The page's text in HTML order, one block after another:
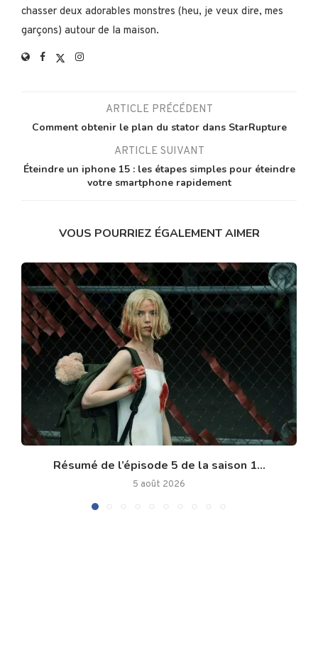
chasser deux adorables monstres (heu, je veux dire, mes
garçons) autour de la maison.
ARTICLE PRÉCÉDENT
Comment obtenir le plan du stator dans StarRupture
ARTICLE SUIVANT
Éteindre un iphone 15 : les étapes simples pour éteindre
votre smartphone rapidement
VOUS POURRIEZ ÉGALEMENT AIMER
Résumé de l’épisode 5 de la saison 1...
5 août 2026